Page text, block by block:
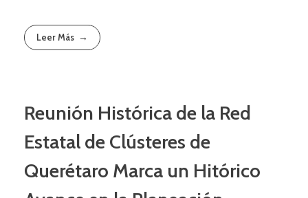
Leer Más
Reunión Histórica de la Red
Estatal de Clústeres de
Querétaro Marca un Hitórico